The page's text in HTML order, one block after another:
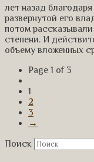
лет назад
развернутой его
потом
степени. И
объему вложенных
Page 1 of 3
1
2
3
→
Поиск